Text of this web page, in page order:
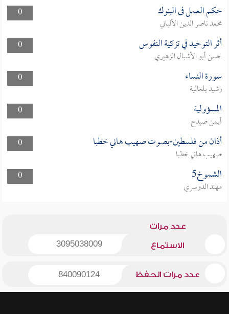
0
حكم العمل فى البنوك
محمد ناصر الدين الألباني
0
أثر التوحيد في تزكية النفوس
حسن أبو الأشبال الزهيري
0
سورة النساء
رشيد بلعالية
0
المسؤولية
أيمن صيدح
0
أذان من فلسطين-بصوت صهيب هاني خطبا
صهيب هاني خطبا
0
الشموخ5
مهند الدوسري
عدد مرات
الاستماع 3095038009
عدد مرات الحفظ 840090124